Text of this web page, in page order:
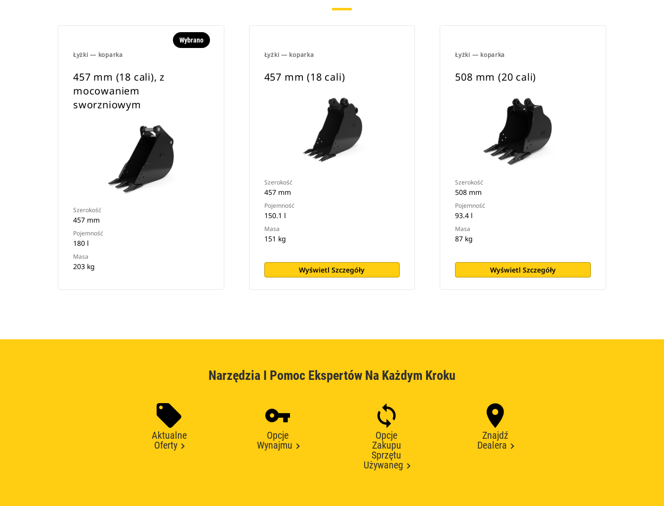
Łyżki — koparka
Wybrano
457 mm (18 cali), z
mocowaniem
sworzniowym
Szerokość
457 mm
Pojemność
180 l
Masa
203 kg
Łyżki — koparka
457 mm (18 cali)
Szerokość
457 mm
Pojemność
150.1 l
Masa
151 kg
Wyświetl Szczegóły
Łyżki — koparka
508 mm (20 cali)
Szerokość
508 mm
Pojemność
93.4 l
Masa
87 kg
Wyświetl Szczegóły
Narzędzia I Pomoc Ekspertów Na Każdym Kroku
Aktualne
Oferty
Opcje
Wynajmu
Opcje
Zakupu
Sprzętu
Używaneg
Znajdź
Dealera